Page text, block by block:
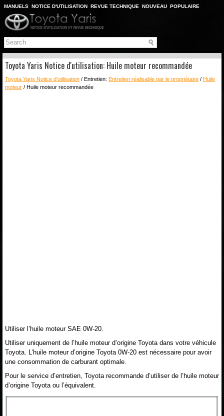
MANUELS NOTICE D'UTILISATION REVUE TECHNIQUE NOUVEAU POPULAIRE
PLAN DU SITE
CHERCHER
Toyota Yaris Notice d'utilisation: Huile moteur recommandée
Toyota Yaris Notice d'utilisation / Entretien: Entretien réalisable par le propriétaire / Huile
moteur / Huile moteur recommandée
Utiliser l’huile moteur SAE 0W-20.
Utiliser uniquement de l’huile moteur d’origine Toyota dans votre véhicule
Toyota. L’huile moteur d’origine Toyota 0W-20 est nécessaire pour avoir
une consommation de carburant optimale.
Pour le service d’entretien, Toyota recommande d’utiliser de l’huile moteur
d’origine Toyota ou l’équivalent.